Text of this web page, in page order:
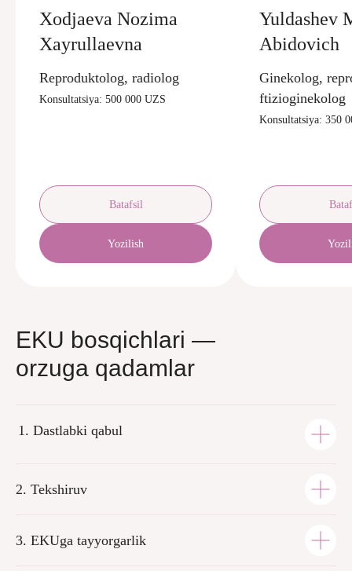
Xodjaeva Nozima
Xayrullaevna
Reproduktolog, radiolog
Konsultatsiya: 500 000 UZS
Batafsil
Yozilish
Yuldashev
Abidovich
Ginekolog,
ftizioginekolog
Konsultatsiya: 350
EKU bosqichlari —
orzuga qadamlar
Dastlabki qabul
2. Tekshiruv
3. EKUga tayyorgarlik